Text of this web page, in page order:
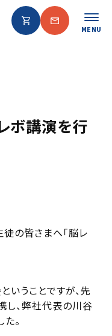
MENU
ボ講演を行
の皆さまへ「脳レ
いうことですが、先
し、弊社代表の川谷
。